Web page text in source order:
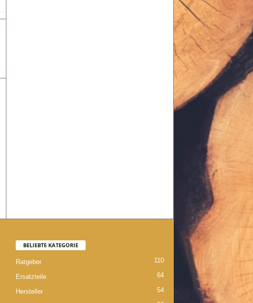
BELIEBTE KATEGORIE
Ratgeber 110
Ersatzteile 64
Hersteller 54